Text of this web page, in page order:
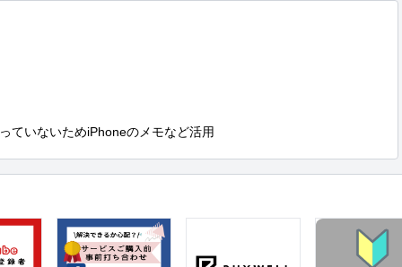
ていないためiPhoneのメモなど活用